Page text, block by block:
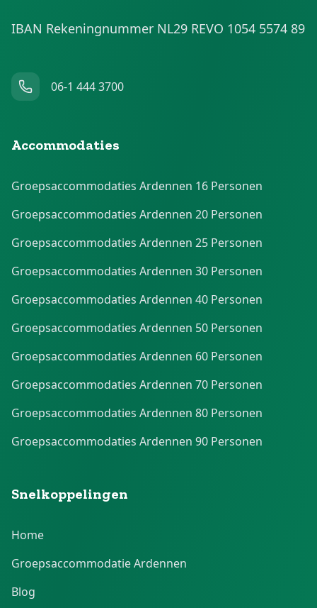
IBAN Rekeningnummer NL29 REVO 1054 5574 89
06-1 444 3700
Accommodaties
Groepsaccommodaties Ardennen 16 Personen
Groepsaccommodaties Ardennen 20 Personen
Groepsaccommodaties Ardennen 25 Personen
Groepsaccommodaties Ardennen 30 Personen
Groepsaccommodaties Ardennen 40 Personen
Groepsaccommodaties Ardennen 50 Personen
Groepsaccommodaties Ardennen 60 Personen
Groepsaccommodaties Ardennen 70 Personen
Groepsaccommodaties Ardennen 80 Personen
Groepsaccommodaties Ardennen 90 Personen
Snelkoppelingen
Home
Groepsaccommodatie Ardennen
Blog